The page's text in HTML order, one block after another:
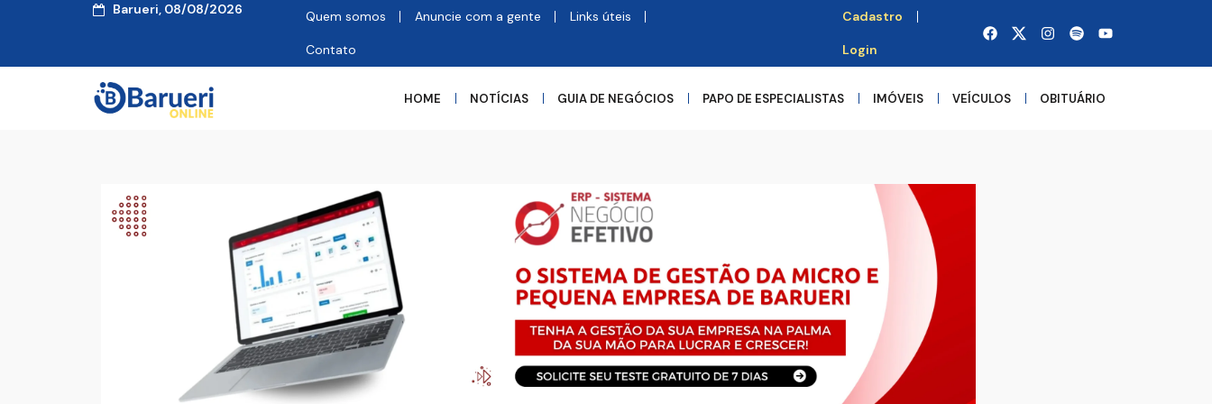
Barueri, 08/08/2026 Quem somos Anuncie com a gente Links úteis
Contato
Cadastro
Login
HOME NOTÍCIAS GUIA DE NEGÓCIOS PAPO DE ESPECIALISTAS IMÓVEIS VEÍCULOS OBITUÁRIO